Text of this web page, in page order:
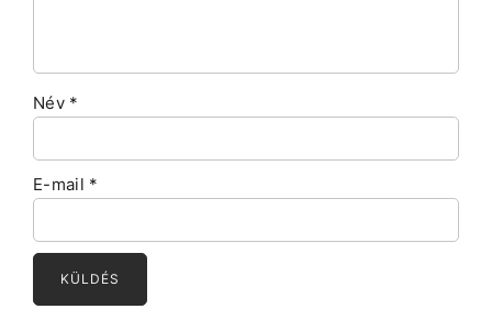
Név *
E-mail *